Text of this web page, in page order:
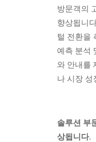
방문객의
향상됩니
털 전환을
예측 분석
와 안내를
나 시장 성
솔루션 부
상됩니다.